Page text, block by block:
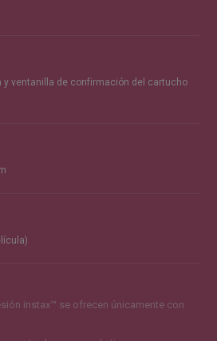
y ventanilla de confirmación del cartucho
instax™ se ofrecen únicamente con